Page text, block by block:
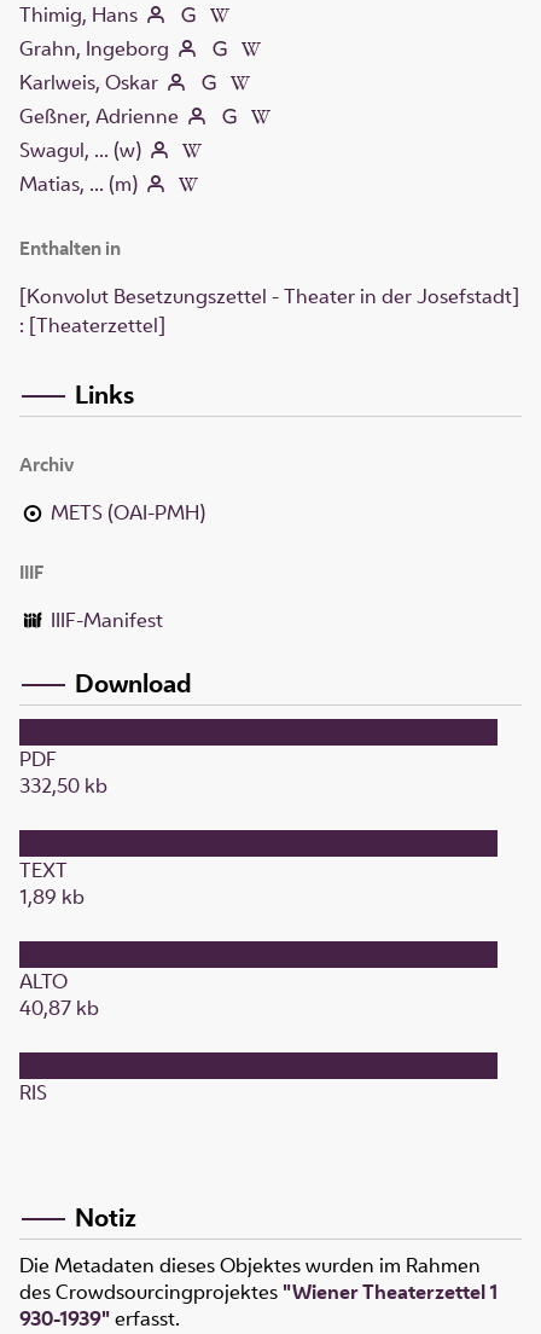
Enthalten in
[Konvolut Besetzungszettel - Theater in der Josefstadt]
: [Theaterzettel]
Thimig, Hans
Grahn, Ingeborg
Karlweis, Oskar
Geßner, Adrienne
Swagul, ... (w)
Matias, ... (m)
Links
Archiv
METS (OAI-PMH)
IIIF
IIIF-Manifest
Download
PDF
332,50 kb
TEXT
1,89 kb
ALTO
40,87 kb
RIS
Notiz
Die Metadaten dieses Objektes wurden im Rahmen
des Crowdsourcingprojektes "Wiener Theaterzettel 1
930-1939"erfasst.